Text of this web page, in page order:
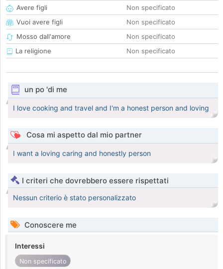
Avere figli
Non specificato
Vuoi avere figli
Non specificato
Mosso dall'amore
Non specificato
La religione
Non specificato
un po 'di me
I love cooking and travel and I'm a honest person and loving
Cosa mi aspetto dal mio partner
I want a loving caring and honestly person
I criteri che dovrebbero essere rispettati
Nessun criterio è stato personalizzato
Conoscere me
Interessi
Non specificato